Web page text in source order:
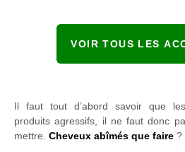
VOIR TOUS LES
Il faut tout d’abord savoir que
produits agressifs, il ne faut donc
mettre. Cheveux abîmés que faire ?